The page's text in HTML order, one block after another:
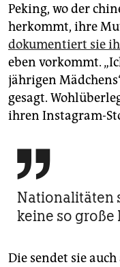
Peking, wo der
herkommt, ihre
dokumentiert sie
eben vorkommt.
jährigen
gesagt.
ihren Instagram-

Nationalitäten
keine so große
Die sendet sie